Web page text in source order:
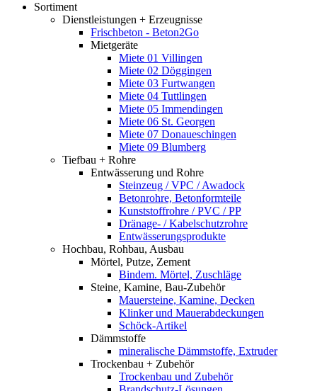
Sortiment
Dienstleistungen + Erzeugnisse
Frischbeton - Beton2Go
Mietgeräte
Miete 01 Villingen
Miete 02 Döggingen
Miete 03 Furtwangen
Miete 04 Tuttlingen
Miete 05 Immendingen
Miete 06 St. Georgen
Miete 07 Donaueschingen
Miete 09 Blumberg
Tiefbau + Rohre
Entwässerung und Rohre
Steinzeug / VPC / Awadock
Betonrohre, Betonformteile
Kunststoffrohre / PVC / PP
Dränage- / Kabelschutzrohre
Entwässerungsprodukte
Hochbau, Rohbau, Ausbau
Mörtel, Putze, Zement
Bindem. Mörtel, Zuschläge
Steine, Kamine, Bau-Zubehör
Mauersteine, Kamine, Decken
Klinker und Mauerabdeckungen
Schöck-Artikel
Dämmstoffe
mineralische Dämmstoffe, Extruder
Trockenbau + Zubehör
Trockenbau und Zubehör